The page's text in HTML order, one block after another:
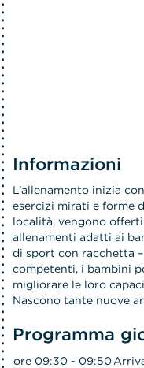
Informazioni
L’allenamento inizia
esercizi mirati e forme
località, vengono
allenamenti adatti ai
di sport con racchetta
competenti, i bambini
migliorare le loro
Nascono tante nuove
Programma
ore 09:30 - 09:50